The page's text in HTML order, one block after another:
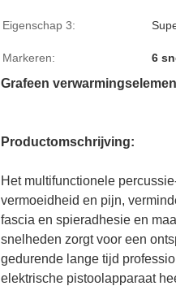
Eigenschap 3:
Markeren: 6
Grafeen
Productomschrijving:
Het multifunctionele
vermoeidheid en pijn,
fascia en spieradhesie en
snelheden zorgt voor een
gedurende lange tijd
elektrische pistoolapparaat